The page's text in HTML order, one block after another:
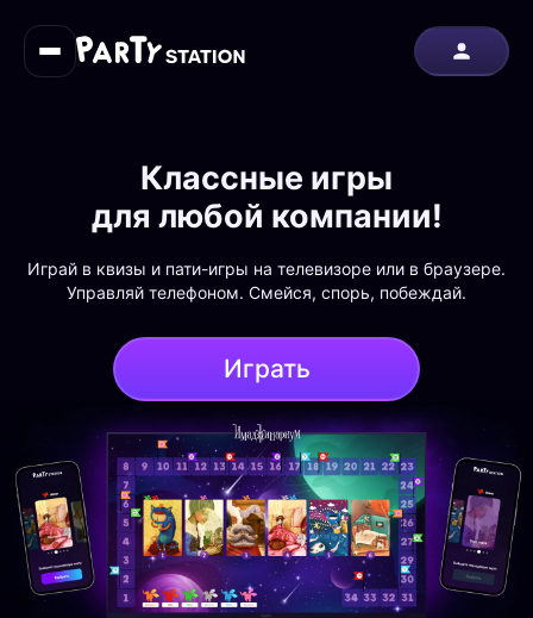
Классные игры
для любой компании!
Играй в квизы и пати-игры на телевизоре или в браузере.
Управляй телефоном. Смейся, спорь, побеждай.
Играть